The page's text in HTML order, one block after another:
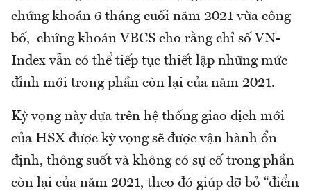
chứng khoán 6 tháng cuối năm 2021 vừa công
bố, chứng khoán VBCS cho rằng chỉ số VN-
Index vẫn có thể tiếp tục thiết lập những mức
đỉnh mới trong phần còn lại của năm 2021.
Kỳ vọng này dựa trên hệ thống giao dịch mới
của HSX được kỳ vọng sẽ được vận hành ổn
định, thông suốt và không có sự cố trong phần
còn lại của năm 2021, theo đó giúp dỡ bỏ “điểm